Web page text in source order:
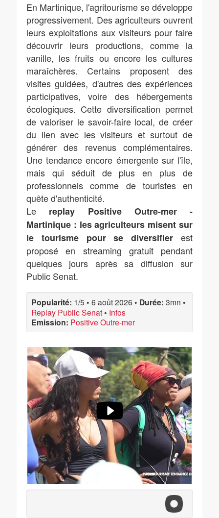
En Martinique, l'agritourisme se développe
progressivement. Des agriculteurs ouvrent
leurs exploitations aux visiteurs pour faire
découvrir leurs productions, comme la
vanille, les fruits ou encore les cultures
maraîchères. Certains proposent des
visites guidées, d'autres des expériences
participatives, voire des hébergements
écologiques. Cette diversification permet
de valoriser le savoir-faire local, de créer
du lien avec les visiteurs et surtout de
générer des revenus complémentaires.
Une tendance encore émergente sur l'île,
mais qui séduit de plus en plus de
professionnels comme de touristes en
quête d'authenticité.
Le replay Positive Outre-mer -
Martinique : les agriculteurs misent sur
le tourisme pour se diversifier est
proposé en streaming gratuit pendant
quelques jours après sa diffusion sur
Public Senat.
Popularité: 1/5 • 6 août 2026 • Durée: 3mn •
Replay Public Senat • Infos
Emission: Positive Outre-mer